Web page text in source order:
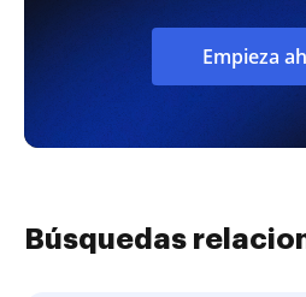
Empieza
Búsquedas